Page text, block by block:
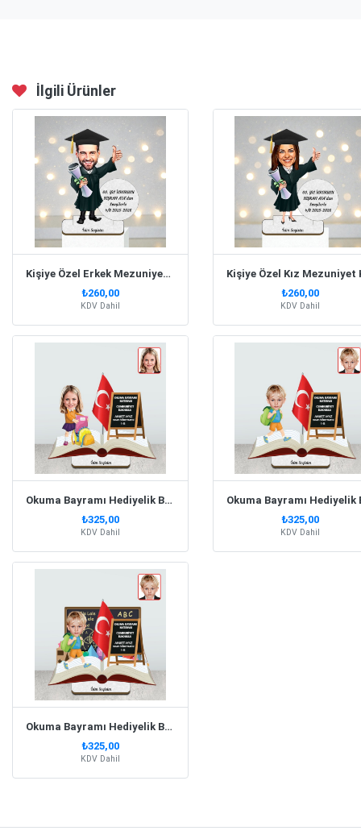
İlgili Ürünler
Kişiye Özel Erkek Mezuniyet Karikatürlü Biblo- Model 1
₺260,00
KDV Dahil
₺260,00
KDV Dahil
Okuma Bayramı Hediyelik Biblo Kız Model 2
₺325,00
KDV Dahil
₺325,00
KDV Dahil
Okuma Bayramı Hediyelik Biblo Erkek Model 1
₺325,00
KDV Dahil